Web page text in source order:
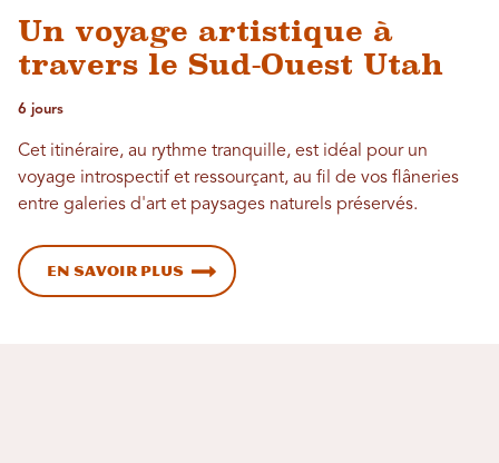
Un voyage artistique à
travers le Sud-Ouest Utah
6 jours
Cet itinéraire, au rythme tranquille, est idéal pour un
voyage introspectif et ressourçant, au fil de vos flâneries
entre galeries d'art et paysages naturels préservés.
En savoir plus